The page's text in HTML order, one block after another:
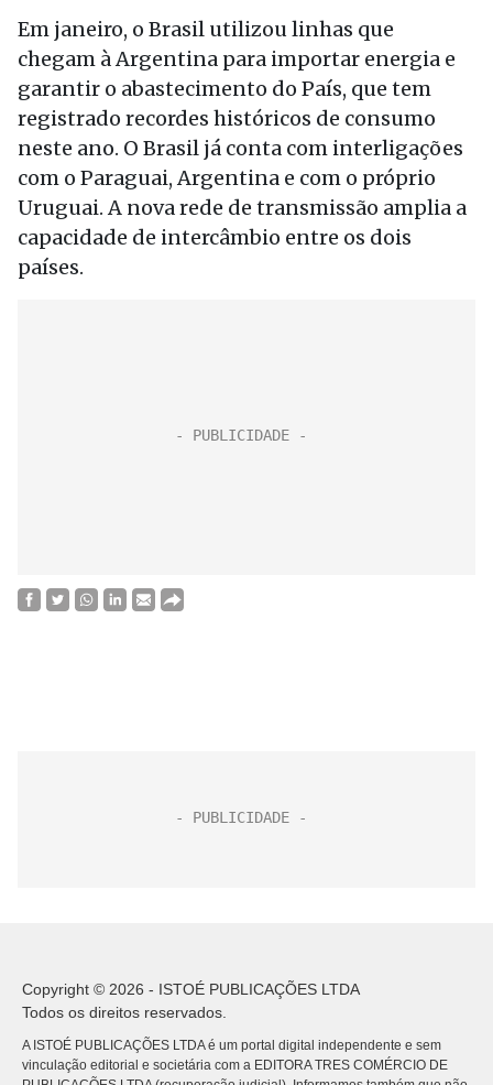
Em janeiro, o Brasil utilizou linhas que
chegam à Argentina para importar energia e
garantir o abastecimento do País, que tem
registrado recordes históricos de consumo
neste ano. O Brasil já conta com interligações
com o Paraguai, Argentina e com o próprio
Uruguai. A nova rede de transmissão amplia a
capacidade de intercâmbio entre os dois
países.
Copyright © 2026 - ISTOÉ PUBLICAÇÕES LTDA
Todos os direitos reservados.
A ISTOÉ PUBLICAÇÕES LTDA é um portal digital independente e sem
vinculação editorial e societária com a EDITORA TRES COMÉRCIO DE